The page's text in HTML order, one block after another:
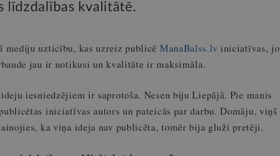
līdzdalības kvalitātē.
mediju uzticību, kas uzreiz publicē ManaBalss.lv iniciatīvas, jo
jau ir notikusi un kvalitāte ir maksimāla.
iesniedzējiem ir saprotoša. Nesen biju Liepājā. Pie manis
iniciatīvas autors un pateicās par darbu. Domāju, viņš
ka viņa ideja nav publicēta, tomēr bija gluži pretēji.